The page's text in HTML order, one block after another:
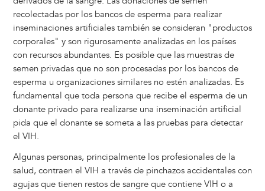
recolectadas por los bancos de esperma para realizar
inseminaciones artificiales también se consideran "productos
corporales" y son rigurosamente analizadas en los países
con recursos abundantes. Es posible que las muestras de
semen privadas que no son procesadas por los bancos de
esperma u organizaciones similares no estén analizadas. Es
fundamental que toda persona que recibe el esperma de un
donante privado para realizarse una inseminación artificial
pida que el donante se someta a las pruebas para detectar
el VIH.
Algunas personas, principalmente los profesionales de la
salud, contraen el VIH a través de pinchazos accidentales con
agujas que tienen restos de sangre que contiene VIH o a